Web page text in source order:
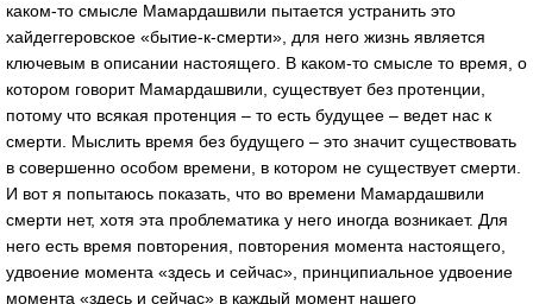
каком-то смысле Мамардашвили пытается устранить это
хайдеггеровское «бытие-к-смерти», для него жизнь является
ключевым в описании настоящего. В каком-то смысле то время, о
котором говорит Мамардашвили, существует без протенции,
потому что всякая протенция – то есть будущее – ведет нас к
смерти. Мыслить время без будущего – это значит существовать
в совершенно особом времени, в котором не существует смерти.
И вот я попытаюсь показать, что во времени Мамардашвили
смерти нет, хотя эта проблематика у него иногда возникает. Для
него есть время повторения, повторения момента настоящего,
удвоение момента «здесь и сейчас», принципиальное удвоение
момента «здесь и сейчас» в каждый момент нашего